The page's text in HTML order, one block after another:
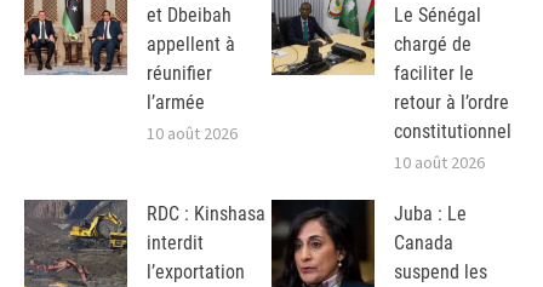
et Dbeibah
appellent à
réunifier
l’armée
10 août 2026
Le Sénégal
chargé de
faciliter le
retour à l’ordre
constitutionnel
10 août 2026
RDC : Kinshasa
interdit
l’exportation
Juba : Le
Canada
suspend les